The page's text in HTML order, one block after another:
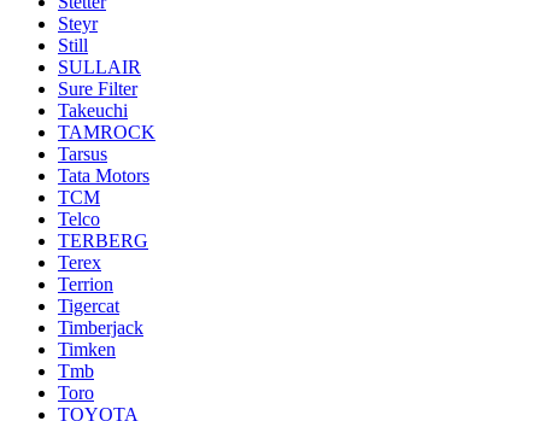
Steyr
Still
SULLAIR
Sure Filter
Takeuchi
TAMROCK
Tarsus
Tata Motors
TCM
Telco
TERBERG
Terex
Terrion
Tigercat
Timberjack
Timken
Tmb
Toro
TOYOTA